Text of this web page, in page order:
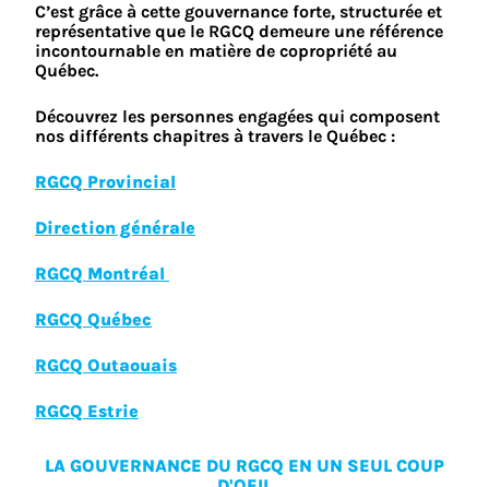
C’est grâce à cette gouvernance forte, structurée et
représentative que le RGCQ demeure une référence
incontournable en matière de copropriété au
Québec.
Découvrez les personnes engagées qui composent
nos différents chapitres à travers le Québec :
RGCQ Provincial
Direction générale
RGCQ Montréal
RGCQ Québec
RGCQ Outaouais
RGCQ Estrie
LA GOUVERNANCE DU RGCQ EN UN SEUL COUP